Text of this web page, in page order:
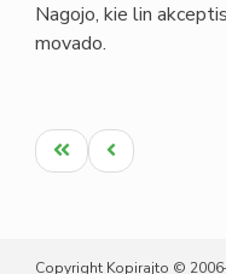
Nagojo, kie lin
movado.
Pagination
Unua
paĝo
Antaŭa
paĝo
Copyright Kopirajto ©